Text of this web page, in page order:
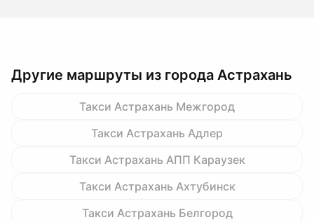
Другие маршруты из города Астрахань
Такси Астрахань Межгород
Такси Астрахань Адлер
Такси Астрахань АПП Караузек
Такси Астрахань Ахтубинск
Такси Астрахань Белгород